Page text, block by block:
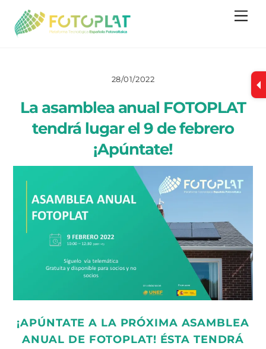
content
28/01/2022
La asamblea anual FOTOPLAT
tendrá lugar el 9 de febrero
¡Apúntate!
¡APÚNTATE A LA PRÓXIMA ASAMBLEA
ANUAL DE FOTOPLAT! ÉSTA TENDRÁ